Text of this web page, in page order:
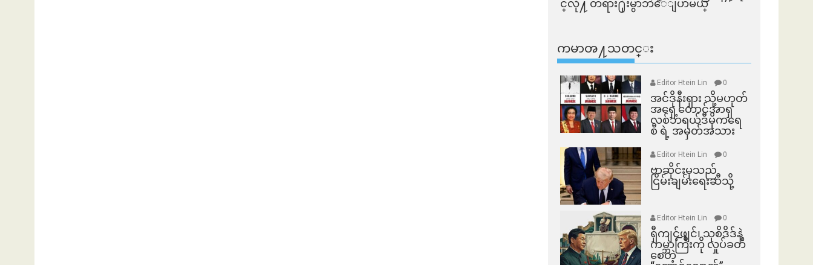
င္​လို႔ တရား႐ုံးမွာဘဲေျပာမယ္​
ကမာၻ႔သတင္း
Editor Htein Lin 0
အင်ဒိုနီးရှား သို့မဟုတ်
အရှေ့တောင်အာရှ
လစ်ဘရယ်ဒီမိုကရေ
စီ ရဲ့ အမှတ်အသား
Editor Htein Lin 0
ဗာဆိုင်းမှသည်
ငြိမ်းချမ်းရေးဆီသို့
Editor Htein Lin 0
ရှီကျင့်ဖျင်၊ သုစိဒိဒ်နဲ့
ကမ္ဘာကြီးကို လှုပ်ခတ်
စေတဲ့